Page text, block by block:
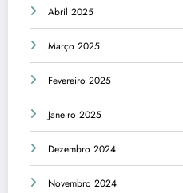
Abril 2025
Março 2025
Fevereiro 2025
Janeiro 2025
Dezembro 2024
Novembro 2024